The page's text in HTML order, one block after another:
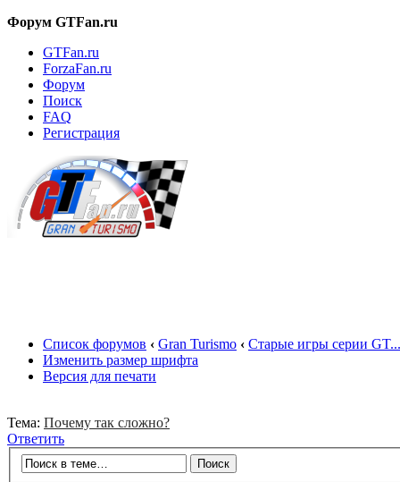
Форум GTFan.ru
GTFan.ru
ForzaFan.ru
Форум
Поиск
FAQ
Регистрация
Список форумов ‹ Gran Turismo ‹ Старые игры серии GT...
Изменить размер шрифта
Версия для печати
Тема: Почему так сложно?
Ответить